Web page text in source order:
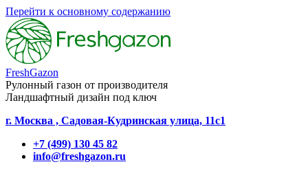
Перейти к основному содержанию
FreshGazon
Рулонный газон от производителя
Ландшафтный дизайн под ключ
г. Москва , Садовая-Кудринская улица, 11с1
+7 (499) 130 45 82
info@freshgazon.ru